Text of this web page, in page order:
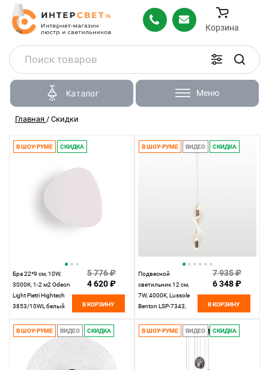
Корзина
Каталог Меню
Главная / Скидки
В ШОУ-РУМЕ СКИДКА
Бра 22*9 см, 10W,
3000К, 1-2 м2 Odeon
Light Pietri Hightech
3853/10WL белый
5 776 ₽
4 620 ₽
В КОРЗИНУ
В ШОУ-РУМЕ ВИДЕО СКИДКА
Подвесной
светильник 12 см,
7W, 4000K, Lussole
Benton LSP-7343,
небо
7 935 ₽
6 348 ₽
В КОРЗИНУ
В ШОУ-РУМЕ ВИДЕО СКИДКА В ШОУ-РУМЕ ВИДЕО СКИДКА